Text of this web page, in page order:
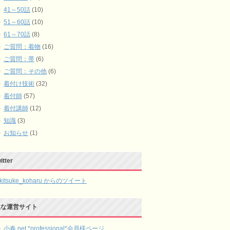
41～50話 (10)
51～60話 (10)
61～70話 (8)
ご質問：着物 (16)
ご質問：帯 (6)
ご質問：その他 (6)
着付け技術 (32)
着付師 (57)
着付講師 (12)
知識 (3)
お知らせ (1)
からのツイート
運営サイト